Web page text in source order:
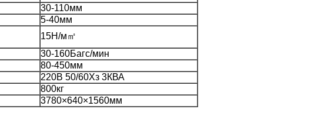
30-110мм
5-40мм
15Н/м㎡
30-160Багс/мин
80-450мм
220В 50/60Хз 3КВА
800кг
3780×640×1560мм